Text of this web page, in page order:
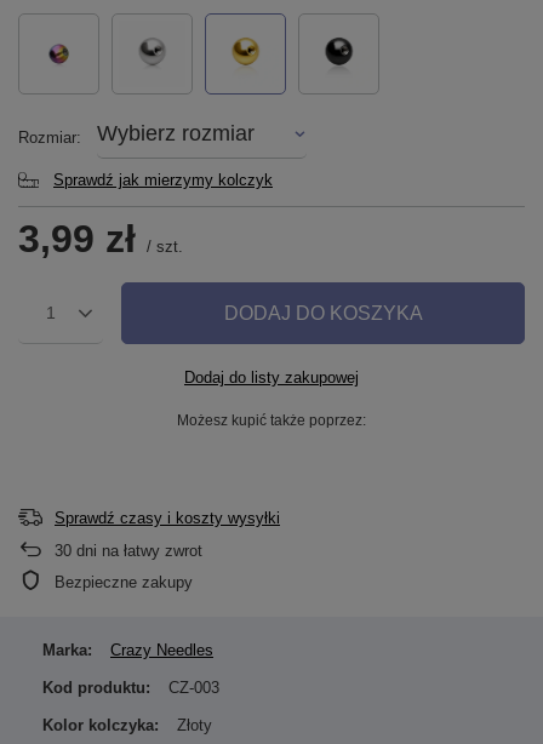
Rozmiar Wybierz rozmiar
Sprawdź jak mierzymy kolczyk
3,99 zł / szt.
1 DODAJ DO KOSZYKA
Dodaj do listy zakupowej
Możesz kupić także poprzez:
Sprawdź czasy i koszty wysyłki
30 dni na łatwy zwrot
Bezpieczne zakupy
Marka: Crazy Needles
Kod produktu: CZ-003
Kolor kolczyka: Złoty